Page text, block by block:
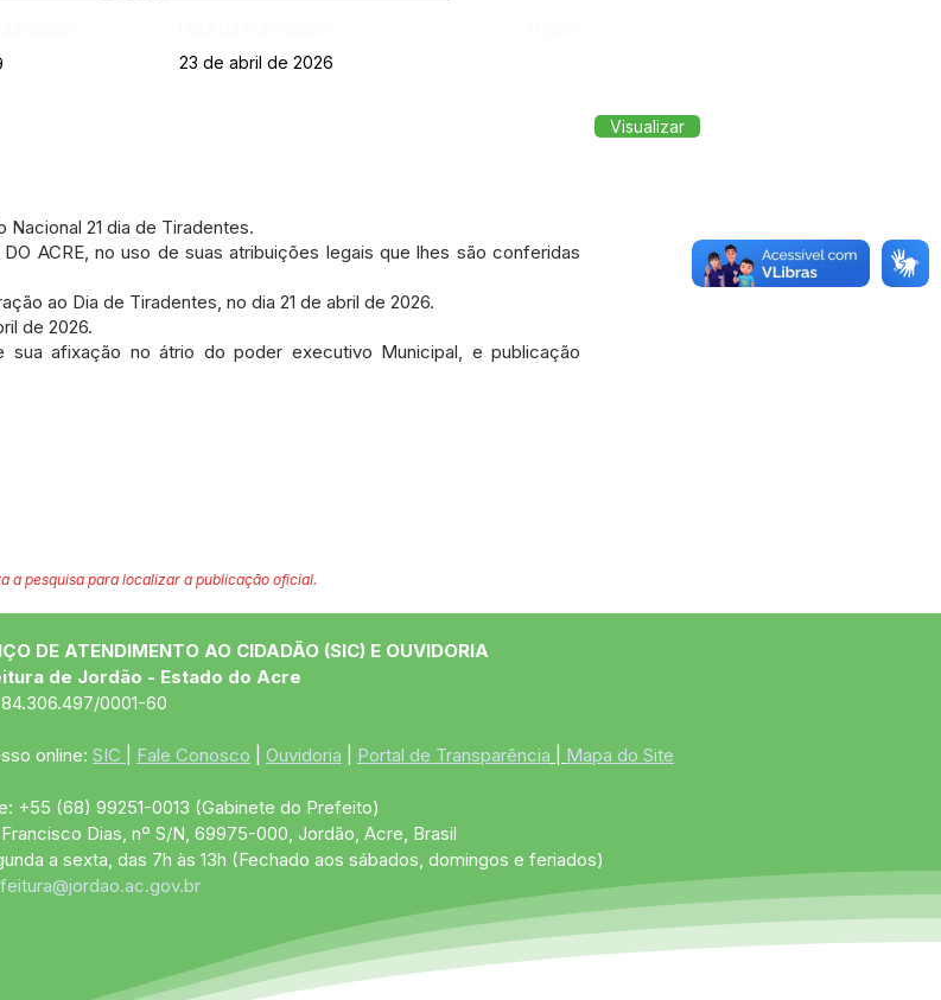
23 de abril de 2026
21 dia de Tiradentes.
DO ACRE, no uso de suas atribuições legais que lhes são conferidas
ao Dia de Tiradentes, no dia 21 de abril de 2026.
de 2026.
afixação no átrio do poder executivo Municipal, e publicação
Visualizar
a pesquisa para localizar a publicação oficial.
DE ATENDIMENTO AO CIDADÃO (SIC) E OUVIDORIA
de Jordão - Estado do Acre
0001-60
online: SIC Fale Conosco Ouvidoria Portal de Transparência Mapa do Site
+55 (68) 99251-0013 (Gabinete do Prefeito)
Francisco Dias, nº S/N, 69975-000, Jordão, Acre, Brasil
a sexta, das 7h às 13h (Fechado aos sábados, domingos e feriados)